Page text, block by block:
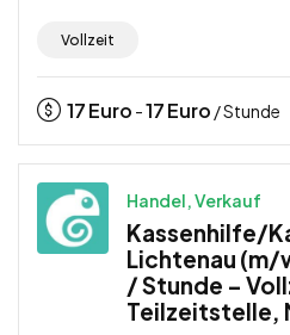
Vollzeit
17Euro -17Euro / Stunde
Handel, Verkauf
Kassenhilfe/
Lichtenau (m/
/ Stunde –
Teilzeitstelle,